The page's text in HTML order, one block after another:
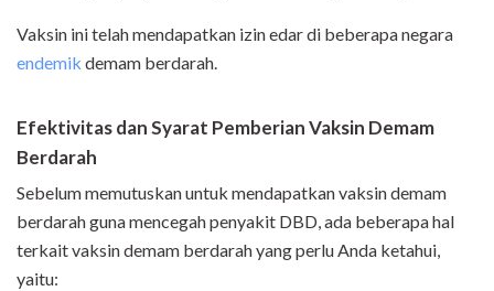
Vaksin ini telah mendapatkan izin edar di beberapa negara
endemik demam berdarah.
Efektivitas dan Syarat Pemberian Vaksin Demam
Berdarah
Sebelum memutuskan untuk mendapatkan vaksin demam
berdarah guna mencegah penyakit DBD, ada beberapa hal
terkait vaksin demam berdarah yang perlu Anda ketahui,
yaitu: